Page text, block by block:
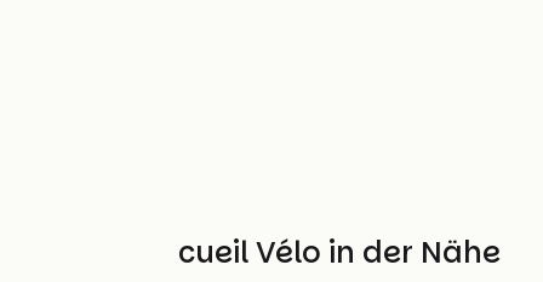
Weitere Accueil Vélo in der Nähe